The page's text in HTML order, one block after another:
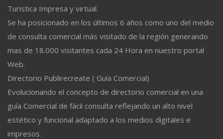
Turistica Impresa y virtual.
Se ha posicionado en los últimos 6 años como uno del medio
de consulta comercial más visitado de la región generando
mas de 18.000 visitantes cada 24 Hora en nuestro portal
Web.
Directorio Publirecreate ( Guía Comercial)
Evolucionando el concepto de directorio comercial en una
guía Comercial de fácil consulta reflejando un alto nivel
estético y funcional adaptado a los medios digitales e
impresos.